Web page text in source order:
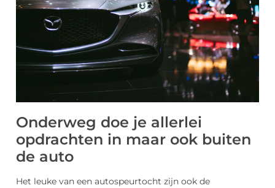
Onderweg doe je allerlei
opdrachten in maar ook buiten
de auto
Het leuke van een autospeurtocht zijn ook de